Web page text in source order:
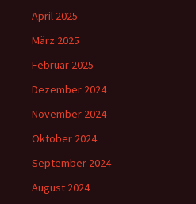
April 2025
März 2025
Februar 2025
Dezember 2024
November 2024
Oktober 2024
September 2024
August 2024